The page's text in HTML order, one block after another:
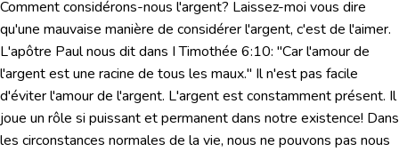
Comment considérons-nous l'argent? Laissez-moi vous dire
qu'une mauvaise manière de considérer l'argent, c'est de l'aimer.
L'apôtre Paul nous dit dans I Timothée 6:10: "Car l'amour de
l'argent est une racine de tous les maux." Il n'est pas facile
d'éviter l'amour de l'argent. L'argent est constamment présent. Il
joue un rôle si puissant et permanent dans notre existence! Dans
les circonstances normales de la vie, nous ne pouvons pas nous